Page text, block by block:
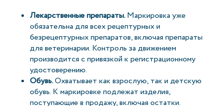
Лекарственные препараты.Маркировка уже
обязательна для всех рецептурных и
безрецептурных препаратов, включая препараты
для ветеринарии. Контроль за движением
производится с привязкой к регистрационному
удостоверению.
Обувь.Охватывает как взрослую, так и детскую
обувь. К маркировке подлежат изделия,
поступающие в продажу, включая остатки.